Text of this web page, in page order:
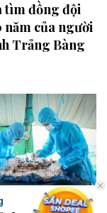
tìm đồng đội
năm của người
Trảng Bàng